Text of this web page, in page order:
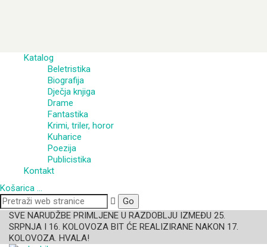
Katalog
Beletristika
Biografija
Dječja knjiga
Drame
Fantastika
Krimi, triler, horor
Kuharice
Poezija
Publicistika
Kontakt
Košarica
SVE NARUDŽBE PRIMLJENE U RAZDOBLJU IZMEĐU 25.
SRPNJA I 16. KOLOVOZA BIT ĆE REALIZIRANE NAKON 17.
KOLOVOZA. HVALA!